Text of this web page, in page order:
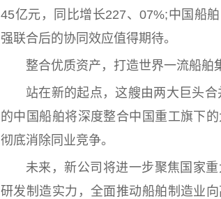
45亿元，同比增长227、07%;中国船
强联合后的协同效应值得期待。
整合优质资产，打造世界一流船舶
站在新的起点，这艘由两大巨头
的中国船舶将深度整合中国重工旗下
彻底消除同业竞争。
未来，新公司将进一步聚焦国家
研发制造实力，全面推动船舶制造业